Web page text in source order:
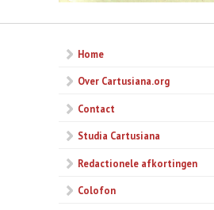
Home
Over Cartusiana.org
Contact
Studia Cartusiana
Redactionele afkortingen
Colofon